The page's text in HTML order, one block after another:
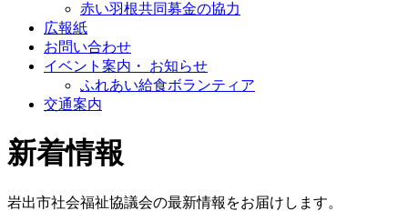
赤い羽根共同募金の協力
広報紙
お問い合わせ
イベント案内・ お知らせ
ふれあい給食ボランティア
交通案内
新着情報
岩出市社会福祉協議会の最新情報をお届けします。